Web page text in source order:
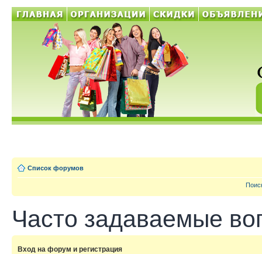
Список форумов
Часто задаваемые
Вход на форум и регистрация